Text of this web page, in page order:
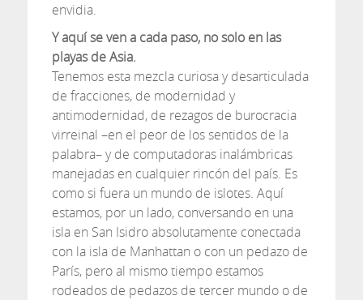
envidia.
Y aquí se ven a cada paso, no solo en las
playas de Asia.
Tenemos esta mezcla curiosa y desarticulada
de fracciones, de modernidad y
antimodernidad, de rezagos de burocracia
virreinal –en el peor de los sentidos de la
palabra– y de computadoras inalámbricas
manejadas en cualquier rincón del país. Es
como si fuera un mundo de islotes. Aquí
estamos, por un lado, conversando en una
isla en San Isidro absolutamente conectada
con la isla de Manhattan o con un pedazo de
París, pero al mismo tiempo estamos
rodeados de pedazos de tercer mundo o de